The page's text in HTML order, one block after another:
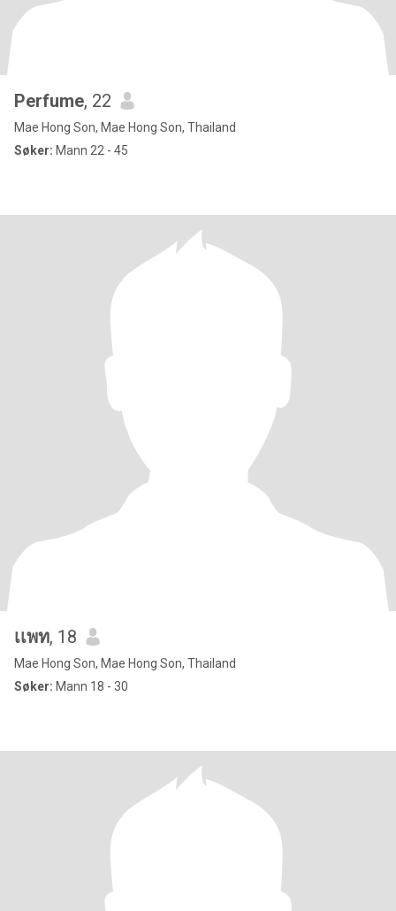
Perfume, 22
Mae Hong Son, Mae Hong Son, Thailand
Søker: Mann 22 - 45
เเพท, 18
Mae Hong Son, Mae Hong Son, Thailand
Søker: Mann 18 - 30